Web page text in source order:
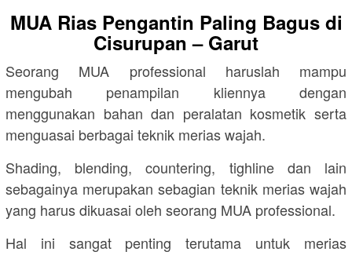
MUA Rias Pengantin Paling Bagus di
Cisurupan – Garut
Seorang MUA professional haruslah mampu
mengubah penampilan kliennya dengan
menggunakan bahan dan peralatan kosmetik serta
menguasai berbagai teknik merias wajah.
Shading, blending, countering, tighline dan lain
sebagainya merupakan sebagian teknik merias wajah
yang harus dikuasai oleh seorang MUA professional.
Hal ini sangat penting terutama untuk merias